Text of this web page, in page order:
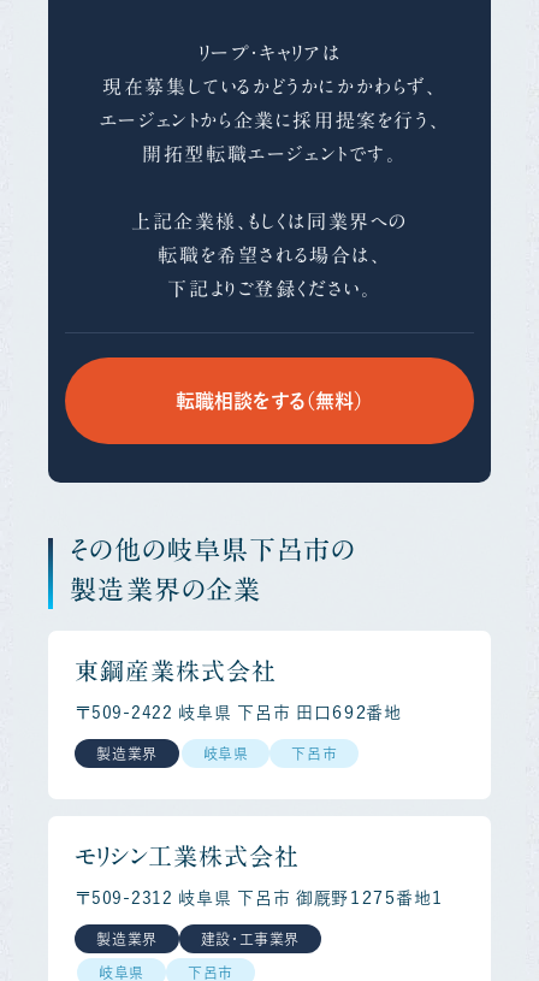
リープ・キャリアは
現在募集しているかどうかにかかわらず、
エージェントから企業に採用提案を行う、
開拓型転職エージェントです。
上記企業様、もしくは同業界への
転職を希望される場合は、
下記よりご登録ください。
転職相談をする（無料）
その他の岐阜県下呂市の
製造業界の企業
東鋼産業株式会社
〒509-2422 岐阜県 下呂市 田口６９２番地
製造業界 岐阜県 下呂市
モリシン工業株式会社
〒509-2312 岐阜県 下呂市 御厩野１２７５番地１
製造業界 建設・工事業界
岐阜県 下呂市